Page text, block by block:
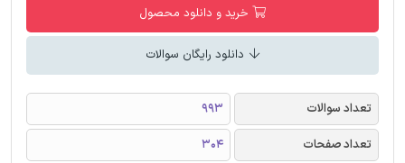
خرید و دانلود محصول
دانلود رایگان سوالات
تعداد سوالات
993
تعداد صفحات
304